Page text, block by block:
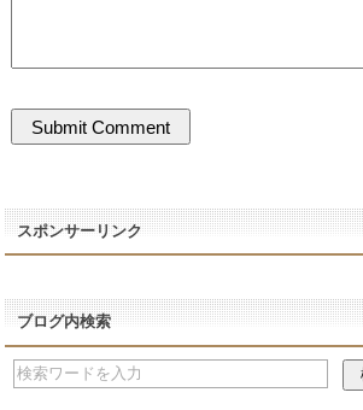
スポンサーリンク
ブログ内検索